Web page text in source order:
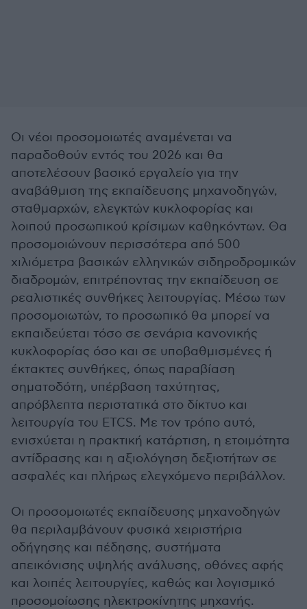
Οι νέοι προσομοιωτές αναμένεται να
παραδοθούν εντός του 2026 και θα
αποτελέσουν βασικό εργαλείο για την
αναβάθμιση της εκπαίδευσης μηχανοδηγών,
σταθμαρχών, ελεγκτών κυκλοφορίας και
λοιπού προσωπικού κρίσιμων καθηκόντων. Θα
προσομοιώνουν περισσότερα από 500
χιλιόμετρα βασικών ελληνικών σιδηροδρομικών
διαδρομών, επιτρέποντας την εκπαίδευση σε
ρεαλιστικές συνθήκες λειτουργίας. Μέσω των
προσομοιωτών, το προσωπικό θα μπορεί να
εκπαιδεύεται τόσο σε σενάρια κανονικής
κυκλοφορίας όσο και σε υποβαθμισμένες ή
έκτακτες συνθήκες, όπως παραβίαση
σηματοδότη, υπέρβαση ταχύτητας,
απρόβλεπτα περιστατικά στο δίκτυο και
λειτουργία του ETCS. Με τον τρόπο αυτό,
ενισχύεται η πρακτική κατάρτιση, η ετοιμότητα
αντίδρασης και η αξιολόγηση δεξιοτήτων σε
ασφαλές και πλήρως ελεγχόμενο περιβάλλον.
Οι προσομοιωτές εκπαίδευσης μηχανοδηγών
θα περιλαμβάνουν φυσικά χειριστήρια
οδήγησης και πέδησης, συστήματα
απεικόνισης υψηλής ανάλυσης, οθόνες αφής
και λοιπές λειτουργίες, καθώς και λογισμικό
προσομοίωσης ηλεκτροκίνητης μηχανής.